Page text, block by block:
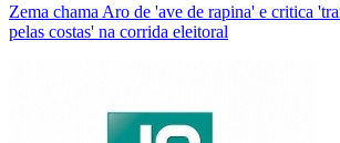
Zema chama Aro de 'ave de rapina' e critica
pelas costas' na corrida eleitoral